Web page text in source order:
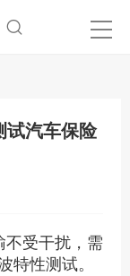
试汽车保险
不受干扰，需
特性测试。